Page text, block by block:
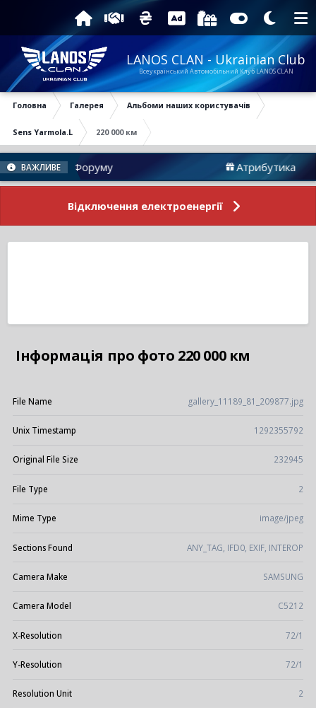
LANOS CLAN - Ukrainian Club
Всеукраїнський Автомобільний Клуб LANOS CLAN
Головна Галерея Альбоми наших користувачів
Sens Yarmola.L 220 000 км
ВАЖЛИВЕ
Новини Форуму Атрибутика
Відключення електроенергії
Інформація про фото 220 000 км
File Name gallery_11189_81_209877.jpg
Unix Timestamp 1292355792
Original File Size 232945
File Type 2
Mime Type image/jpeg
Sections Found ANY_TAG, IFD0, EXIF, INTEROP
Camera Make SAMSUNG
Camera Model C5212
X-Resolution 72/1
Y-Resolution 72/1
Resolution Unit 2